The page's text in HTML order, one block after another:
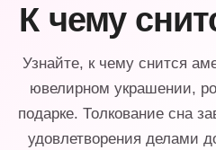
К чему
Узнайте, к чему снится
ювелирном украшении,
подарке. Толкование сна
удовлетворения делами